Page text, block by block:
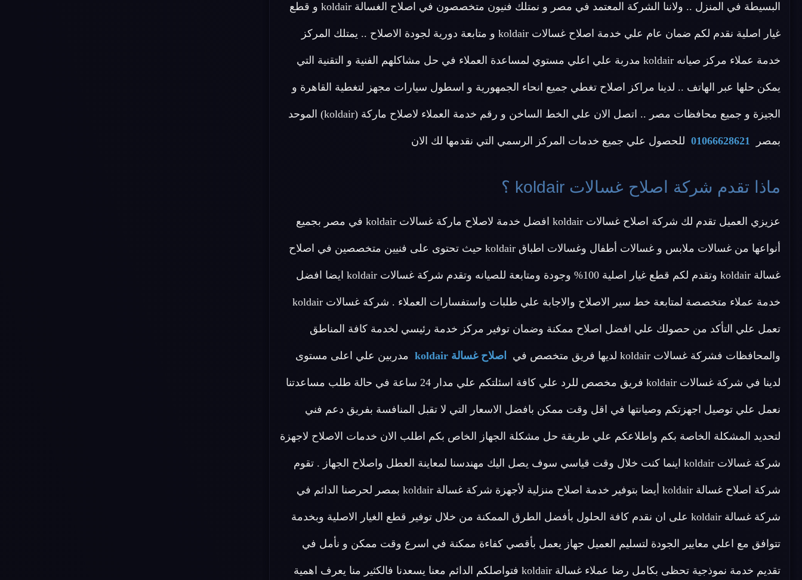
البسيطة في المنزل .. ولاننا الشركة المعتمد في مصر و نمتلك فنيون متخصصون في اصلاح الغسالة koldair و قطع
غيار اصلية نقدم لكم ضمان عام علي خدمة اصلاح غسالات koldair و متابعة دورية لجودة الاصلاح .. يمتلك المركز
خدمة عملاء مركز صيانه koldair مدربة علي اعلي مستوي لمساعدة العملاء في حل مشاكلهم الفنية و التقنية التي
يمكن حلها عبر الهاتف .. لدينا مراكز اصلاح تغطي جميع انحاء الجمهورية و اسطول سيارات مجهز لتغطية القاهرة و
الجيزة و جميع محافظات مصر .. اتصل الان علي الخط الساخن و رقم خدمة العملاء لاصلاح ماركة (koldair) الموحد
بمصر 01066628621 للحصول علي جميع خدمات المركز الرسمي التي نقدمها لك الان
ماذا تقدم شركة اصلاح غسالات koldair ؟
عزيزي العميل تقدم لك شركة اصلاح غسالات koldair افضل خدمة لاصلاح ماركة غسالات koldair في مصر بجميع
أنواعها من غسالات ملابس و غسالات أطفال وغسالات اطباق koldair حيث تحتوى على فنيين متخصصين في اصلاح
غسالة koldair وتقدم لكم قطع غيار اصلية 100% وجودة ومتابعة للصيانه وتقدم شركة غسالات koldair ايضا افضل
خدمة عملاء متخصصة لمتابعة خط سير الاصلاح والاجابة علي طلبات واستفسارات العملاء . شركة غسالات koldair
تعمل علي التأكد من حصولك علي افضل اصلاح ممكنة وضمان توفير مركز خدمة رئيسي لخدمة كافة المناطق
والمحافظات فشركة غسالات koldair لديها فريق متخصص في اصلاح غسالة koldair مدربين علي اعلى مستوى
لدينا في شركة غسالات koldair فريق مخصص للرد علي كافة اسئلتكم علي مدار 24 ساعة في حالة طلب مساعدتنا
نعمل علي توصيل اجهزتكم وصيانتها في اقل وقت ممكن بافضل الاسعار التي لا تقبل المنافسة بفريق دعم فني
لتحديد المشكلة الخاصة بكم واطلاعكم علي طريقة حل مشكلة الجهاز الخاص بكم اطلب الان خدمات الاصلاح لاجهزة
شركة غسالات koldair اينما كنت خلال وقت قياسي سوف يصل اليك مهندسنا لمعاينة العطل واصلاح الجهاز . تقوم
شركة اصلاح غسالة koldair أيضا بتوفير خدمة اصلاح منزلية لأجهزة شركة غسالة koldair بمصر لحرصنا الدائم في
شركة غسالة koldair على ان نقدم كافة الحلول بأفضل الطرق الممكنة من خلال توفير قطع الغيار الاصلية وبخدمة
تتوافق مع اعلي معايير الجودة لتسليم العميل جهاز يعمل بأقصي كفاءة ممكنة في اسرع وقت ممكن و نأمل في
تقديم خدمة نموذجية تحظى بكامل رضا عملاء غسالة koldair فتواصلكم الدائم معنا يسعدنا فالكثير منا يعرف اهمية